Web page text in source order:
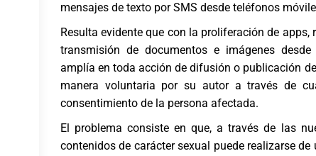
mensajes de texto por SMS desde teléfonos
Resulta evidente que con la proliferación de
transmisión de documentos e imágenes
amplía en toda acción de difusión o publicación
manera voluntaria por su autor a través de
consentimiento de la persona afectada.
El problema consiste en que, a través de las
contenidos de carácter sexual puede realizarse